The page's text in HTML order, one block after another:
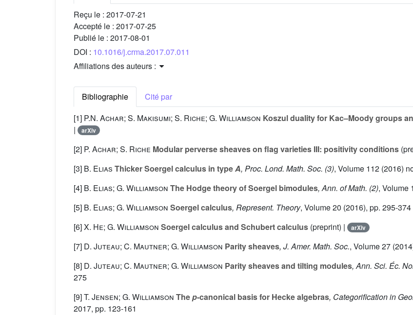
Reçu le : 2017-07-21
Accepté le : 2017-07-25
Publié le : 2017-08-01
DOI : 10.1016/j.crma.2017.07.011
Affiliations des auteurs :
Bibliographie
Cité par
[1] P.N. Achar; S. Makisumi; S. Riche; G. Williamson Koszul duality for Kac–Moody groups
|
arXiv
[2] P. Achar; S. Riche Modular perverse sheaves on flag varieties III: positivity conditions
[3] B. Elias Thicker Soergel calculus in typeA, Proc. Lond. Math. Soc. (3), Volume 112 (2016)
[4] B. Elias; G. Williamson The Hodge theory of Soergel bimodules, Ann. of Math. (2), Volume
[5] B. Elias; G. Williamson Soergel calculus, Represent. Theory, Volume 20 (2016), pp. 295-374
[6]X. He; G. Williamson Soergel calculus and Schubert calculus (preprint) | arXiv
[7] D. Juteau; C. Mautner; G. Williamson Parity sheaves, J. Amer. Math. Soc., Volume 27
[8] D. Juteau; C. Mautner; G. Williamson Parity sheaves and tilting modules, Ann. Sci. Éc.
275
[9]T. Jensen; G. Williamson Thep-canonical basis for Hecke algebras, Categorification in
2017, pp. 123-161